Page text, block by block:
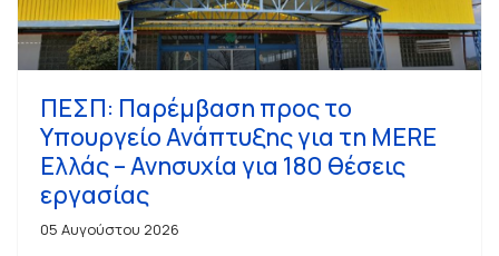
ΠΕΣΠ: Παρέμβαση προς το
Υπουργείο Ανάπτυξης για τη MERE
Ελλάς – Ανησυχία για 180 θέσεις
εργασίας
05 Αυγούστου 2026